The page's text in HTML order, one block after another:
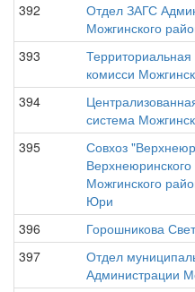
392
Отдел ЗАГС
Можгинского
393
Территориальная
комисси
394
система
395
Совхоз
Верхнеюринского
Можгинского
Юри
396 Горошникова
397
Отдел
Администрации